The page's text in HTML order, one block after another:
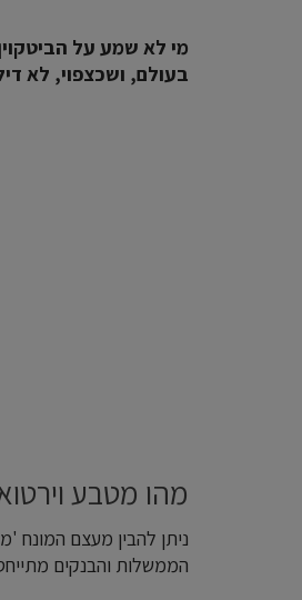
מי לא שמע על
בעולם, ושכצפוי, לא
מהו מטבע
ניתן להבין מעצם המונח
הממשלות והבנקים